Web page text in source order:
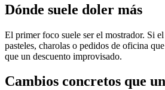
Dónde suele doler más
El primer foco suele ser el mostrador. Si
pasteles, charolas o pedidos de oficina
que un descuento improvisado.
Cambios concretos que